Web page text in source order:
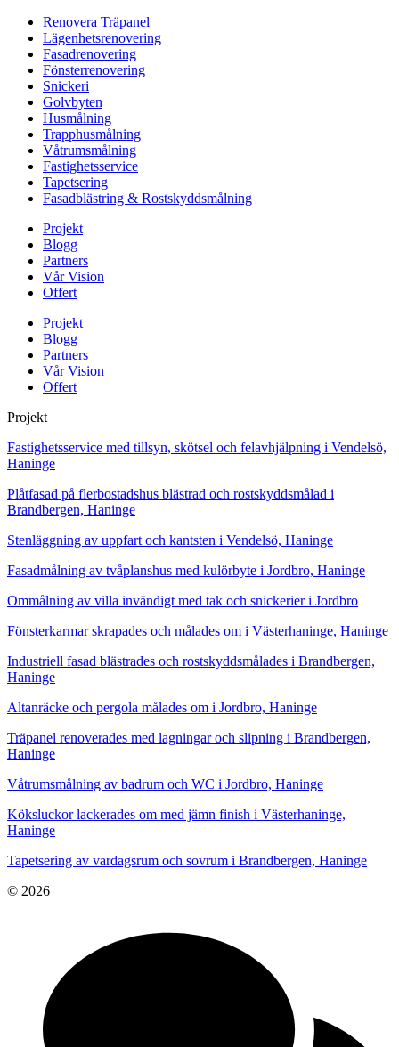
Renovera Träpanel
Lägenhetsrenovering
Fasadrenovering
Fönsterrenovering
Snickeri
Golvbyten
Husmålning
Trapphusmålning
Våtrumsmålning
Fastighetsservice
Tapetsering
Fasadblästring & Rostskyddsmålning
Projekt
Blogg
Partners
Vår Vision
Offert
Projekt
Blogg
Partners
Vår Vision
Offert
Projekt
Fastighetsservice med tillsyn, skötsel och felavhjälpning i Vendelsö,
Haninge
Plåtfasad på flerbostadshus blästrad och rostskyddsmålad i
Brandbergen, Haninge
Stenläggning av uppfart och kantsten i Vendelsö, Haninge
Fasadmålning av tvåplanshus med kulörbyte i Jordbro, Haninge
Ommålning av villa invändigt med tak och snickerier i Jordbro
Fönsterkarmar skrapades och målades om i Västerhaninge, Haninge
Industriell fasad blästrades och rostskyddsmålades i Brandbergen,
Haninge
Altanräcke och pergola målades om i Jordbro, Haninge
Träpanel renoverades med lagningar och slipning i Brandbergen,
Haninge
Våtrumsmålning av badrum och WC i Jordbro, Haninge
Köksluckor lackerades om med jämn finish i Västerhaninge,
Haninge
Tapetsering av vardagsrum och sovrum i Brandbergen, Haninge
© 2026